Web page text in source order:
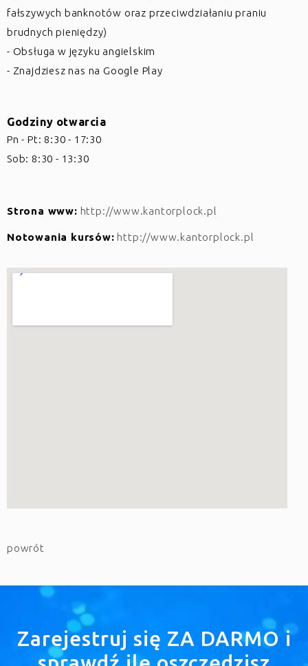
fałszywych banknotów oraz przeciwdziałaniu praniu
brudnych pieniędzy)
- Obsługa w języku angielskim
- Znajdziesz nas na Google Play
Godziny otwarcia
Pn - Pt: 8:30 - 17:30
Sob: 8:30 - 13:30
Strona www: http://www.kantorplock.pl
Notowania kursów: http://www.kantorplock.pl
powrót
Zarejestruj się ZA DARMO i